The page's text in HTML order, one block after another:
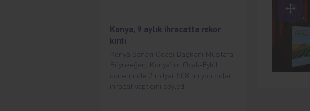
Konya, 9 aylık ihracatta rekor
kırdı
Konya Sanayi Odası Başkanı Mustafa
Büyükeğen, Konya’nın Ocak-Eylül
döneminde 2 milyar 508 milyon dolar
ihracat yaptığını söyledi.